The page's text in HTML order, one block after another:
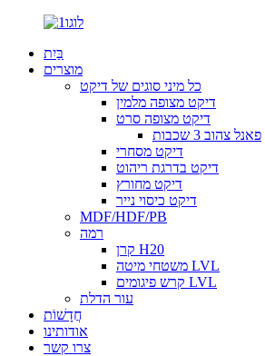
בַּיִת
מוצרים
כל מיני סוגים של דיקט
דיקט מצופה מלמין
דיקט מצופה סרט
פאנל צהוב 3 שכבות
דיקט מסחרי
דיקט בדרגת ריהוט
דיקט מחורץ
דיקט כיסוי נייר
MDF/HDF/PB
רמה
קרן H20
משטחי מיטה LVL
קרש פיגומים LVL
עור הדלת
חֲדָשׁוֹת
אודותינו
צרו קשר